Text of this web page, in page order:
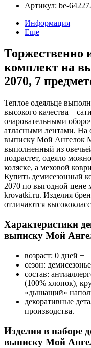
Артикул: be-
Информация
Еще
Торжественно
комплект на
2070, 7
Теплое одеяльце
высокого качества –
очаровательными
атласными лентами. На
выписку Мой Ангелок
выполненный из
подрастет, одеяло
коляске, а меховой
Купить демисезонный
2070 по выгодной цене
krovatki.ru. Изделия
отличаются
Характеристики
выписку Мой
возраст: 0 дней +
сезон:
состав:
(100% хлопок),
«дышащий»
декоративные
производства.
Изделия в наборе
выписку Мой